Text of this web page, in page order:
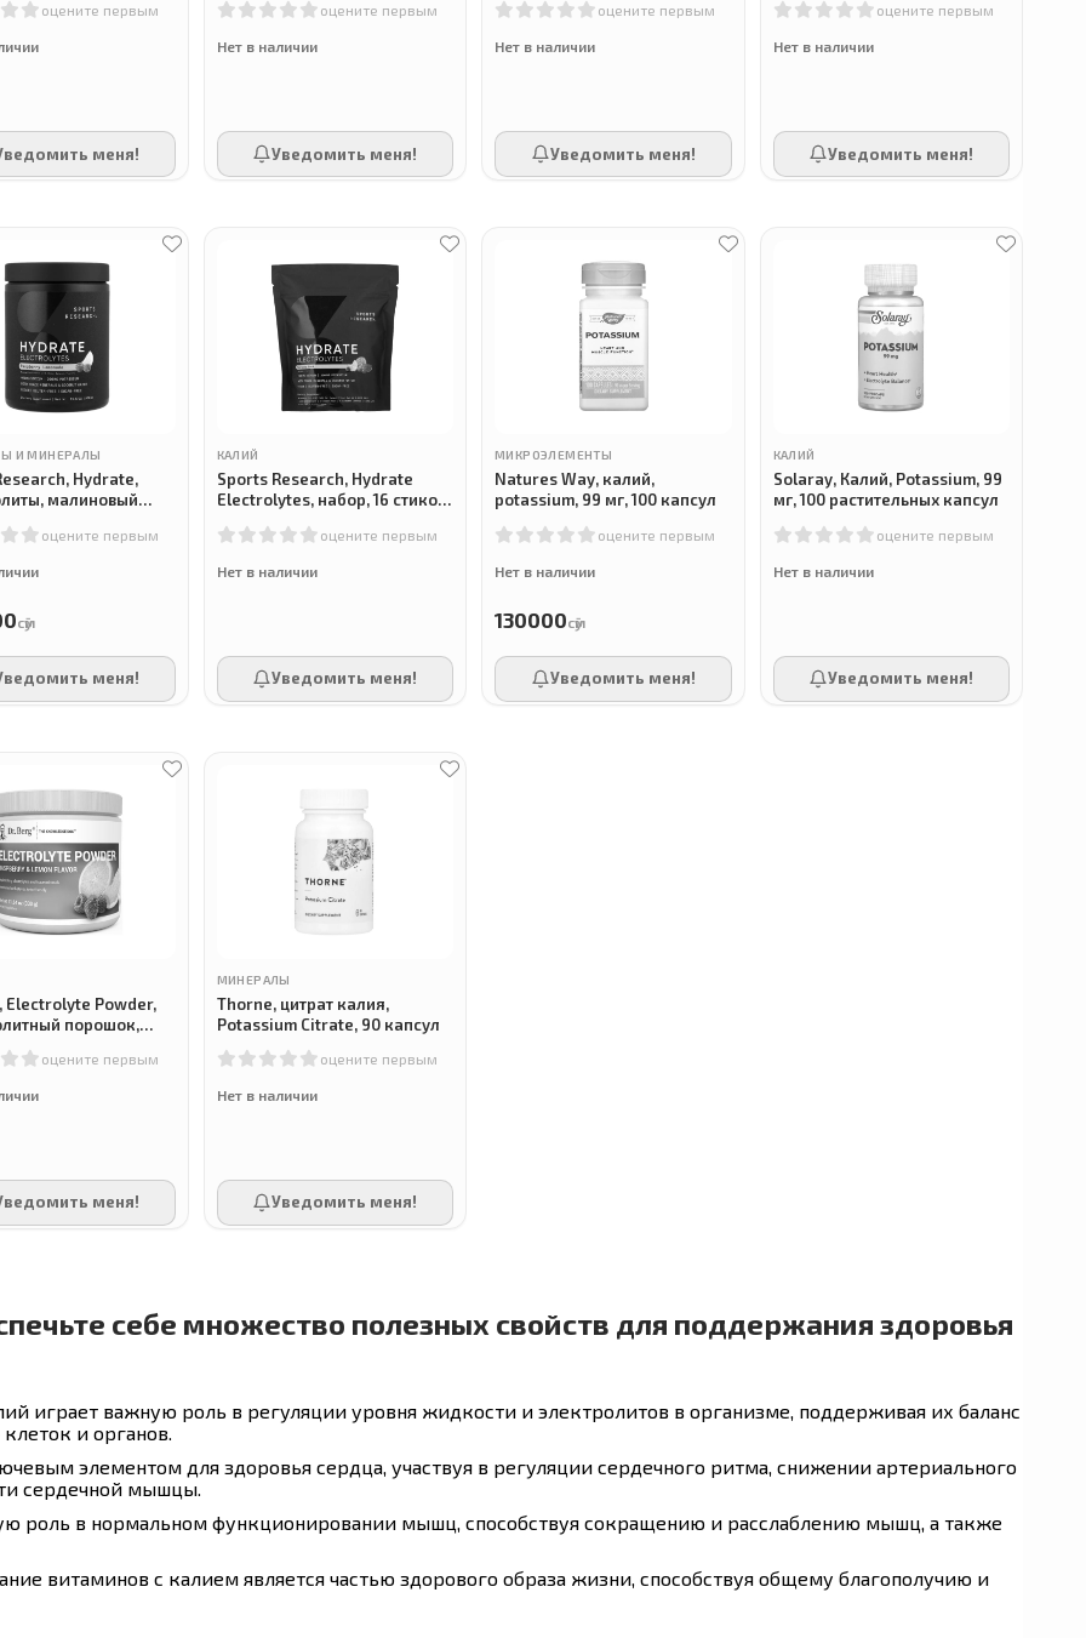
оцените первым
меня!
оцените первым
Нет в наличии
Уведомить меня!
оцените первым
Нет в наличии
Уведомить меня!
оцените первым
Нет в наличии
Уведомить меня!
И МИНЕРАЛЫ
Hydrate,
малиновый
оцените первым
сӯм
меня!
КАЛИЙ
Sports Research, Hydrate
Electrolytes, набор, 16 стиков
оцените первым
Нет в наличии
Уведомить меня!
МИКРОЭЛЕМЕНТЫ
Natures Way, калий,
potassium, 99 мг, 100 капсул
оцените первым
Нет в наличии
130000сӯм
Уведомить меня!
КАЛИЙ
Solaray, Калий, Potassium, 99
мг, 100 растительных капсул
оцените первым
Нет в наличии
Уведомить меня!
Electrolyte Powder,
порошок,
оцените первым
меня!
МИНЕРАЛЫ
Thorne, цитрат калия,
Potassium Citrate, 90 капсул
оцените первым
Нет в наличии
Уведомить меня!
себе множество полезных свойств для поддержания здоровья
играет важную роль в регуляции уровня жидкости и электролитов в организме, поддерживая их баланс
и органов.
элементом для здоровья сердца, участвуя в регуляции сердечного ритма, снижении артериального
сердечной мышцы.
роль в нормальном функционировании мышц, способствуя сокращению и расслаблению мышц, а также
витаминов с калием является частью здорового образа жизни, способствуя общему благополучию и